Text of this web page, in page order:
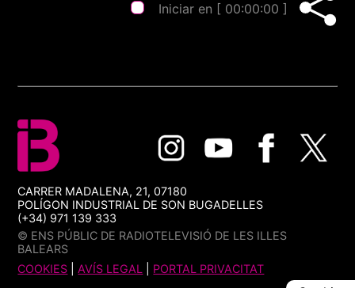
Iniciar en [ 00:00:00 ]
CARRER MADALENA, 21, 07180
POLÍGON INDUSTRIAL DE SON BUGADELLES
(+34) 971 139 333
© ENS PÚBLIC DE RADIOTELEVISIÓ DE LES ILLES
BALEARS
COOKIES |AVÍS LEGAL PORTAL PRIVACITAT